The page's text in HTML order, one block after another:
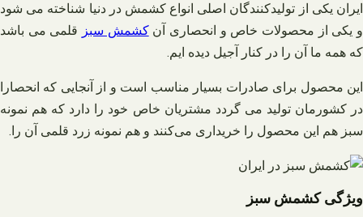
ایران یکی از تولیدکنندگان اصلی انواع کشمش در دنیا شناخته می شود
و یکی از محصولات خاص و انحصاری آنکشمش سبز قلمی می باشد
که همه ما آن را در کنار آجیل دیده ایم.
این محصول برای صادرات بسیار مناسب است و از آنجایی که انحصارا
در کشورمان تولید می گردد مشتریان خاص خود را دارد که هم نمونه
سبز هم این محصول را خریداری می‌کنند و هم نمونه زرد قلمی آن را.
ویژگی کشمش سبز